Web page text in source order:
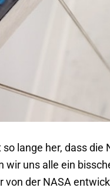
so lange her, dass
wir uns alle ein
von der NASA